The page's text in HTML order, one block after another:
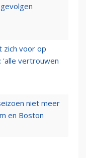
zich voor op
'alle vertrouwen
niet meer
en Boston